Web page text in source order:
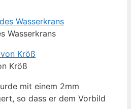
Wasserkrans
Kröß
mit einem 2mm
so dass er dem Vorbild